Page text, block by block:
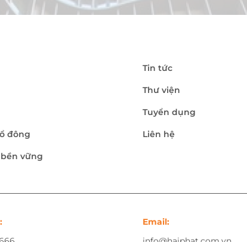
đông
vững
Tin tức
Thư viện
Tuyển dụng
Liên hệ
Email: